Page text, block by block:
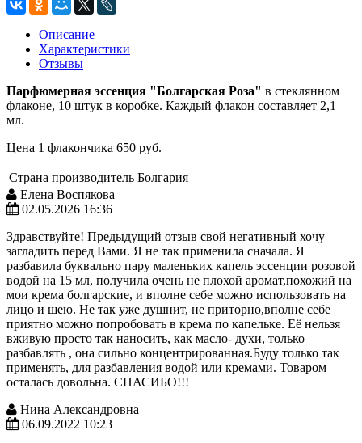
Описание
Характеристики
Отзывы
Парфюмерная эссенция "Болгарская Роза" в стеклянном
флаконе, 10 штук в коробке. Каждый флакон составляет 2,1
мл.
Цена 1 флакончика 650 руб.
Страна производитель Болгария
Елена Воспякова
02.05.2026 16:36
Здравствуйте! Предыдущий отзыв свой негативный хочу
загладить перед Вами. Я не так применила сначала. Я
разбавила буквально пару маленьких капель эссенции розовой
водой на 15 мл, получила очень не плохой аромат,похожий на
мои крема болгарские, и вполне себе можно использовать на
лицо и шею. Не так уже душнит, не приторно,вполне себе
приятно можно попробовать в крема по капельке. Её нельзя
вживую просто так наносить, как масло- духи, только
разбавлять , она сильно концентрированная.Буду только так
применять, для разбавления водой или кремами. Товаром
осталась довольна. СПАСИБО!!!
Нина Александровна
06.09.2022 10:23